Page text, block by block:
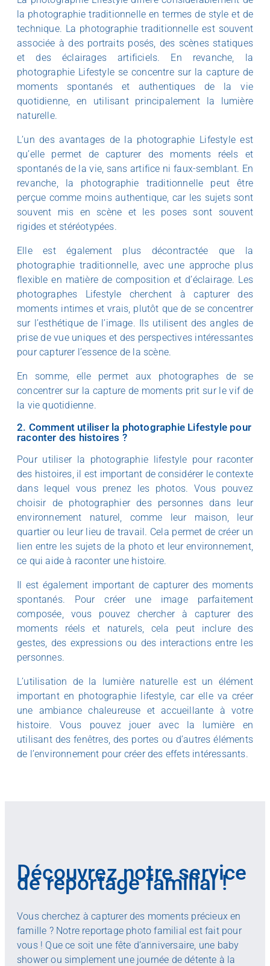
la photographie traditionnelle en termes de style et de
technique. La photographie traditionnelle est souvent
associée à des portraits posés, des scènes statiques
et des éclairages artificiels. En revanche, la
photographie Lifestyle se concentre sur la capture de
moments spontanés et authentiques de la vie
quotidienne, en utilisant principalement la lumière
naturelle.
L’un des avantages de la photographie Lifestyle est
qu’elle permet de capturer des moments réels et
spontanés de la vie, sans artifice ni faux-semblant. En
revanche, la photographie traditionnelle peut être
perçue comme moins authentique, car les sujets sont
souvent mis en scène et les poses sont souvent
rigides et stéréotypées.
Elle est également plus décontractée que la
photographie traditionnelle, avec une approche plus
flexible en matière de composition et d’éclairage. Les
photographes Lifestyle cherchent à capturer des
moments intimes et vrais, plutôt que de se concentrer
sur l’esthétique de l’image. Ils utilisent des angles de
prise de vue uniques et des perspectives intéressantes
pour capturer l’essence de la scène.
En somme, elle permet aux photographes de se
concentrer sur la capture de moments prit sur le vif de
la vie quotidienne.
2. Comment utiliser la photographie Lifestyle pour
raconter des histoires ?
Pour utiliser la photographie lifestyle pour raconter
des histoires, il est important de considérer le contexte
dans lequel vous prenez les photos. Vous pouvez
choisir de photographier des personnes dans leur
environnement naturel, comme leur maison, leur
quartier ou leur lieu de travail. Cela permet de créer un
lien entre les sujets de la photo et leur environnement,
ce qui aide à raconter une histoire.
Il est également important de capturer des moments
spontanés. Pour créer une image parfaitement
composée, vous pouvez chercher à capturer des
moments réels et naturels, cela peut inclure des
gestes, des expressions ou des interactions entre les
personnes.
L’utilisation de la lumière naturelle est un élément
important en photographie lifestyle, car elle va créer
une ambiance chaleureuse et accueillante à votre
histoire. Vous pouvez jouer avec la lumière en
utilisant des fenêtres, des portes ou d’autres éléments
de l’environnement pour créer des effets intéressants.
Découvrez notre service
de reportage familial !
Vous cherchez à capturer des moments précieux en
famille ? Notre reportage photo familial est fait pour
vous ! Que ce soit une fête d’anniversaire, une baby
shower ou simplement une journée de détente à la